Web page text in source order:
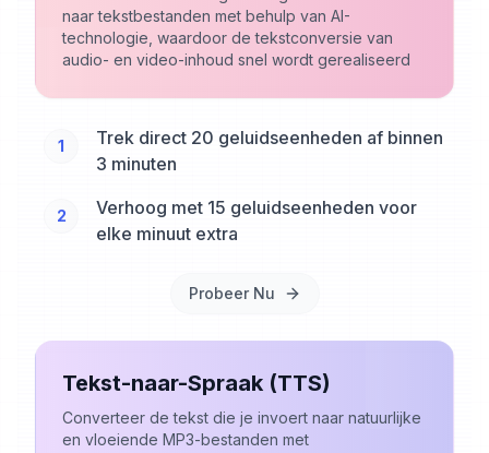
naar tekstbestanden met behulp van AI-
technologie, waardoor de tekstconversie van
audio- en video-inhoud snel wordt gerealiseerd
1
Trek direct 20 geluidseenheden af binnen
3 minuten
2
Verhoog met 15 geluidseenheden voor
elke minuut extra
Probeer Nu
Tekst-naar-Spraak (TTS)
Converteer de tekst die je invoert naar natuurlijke
en vloeiende MP3-bestanden met